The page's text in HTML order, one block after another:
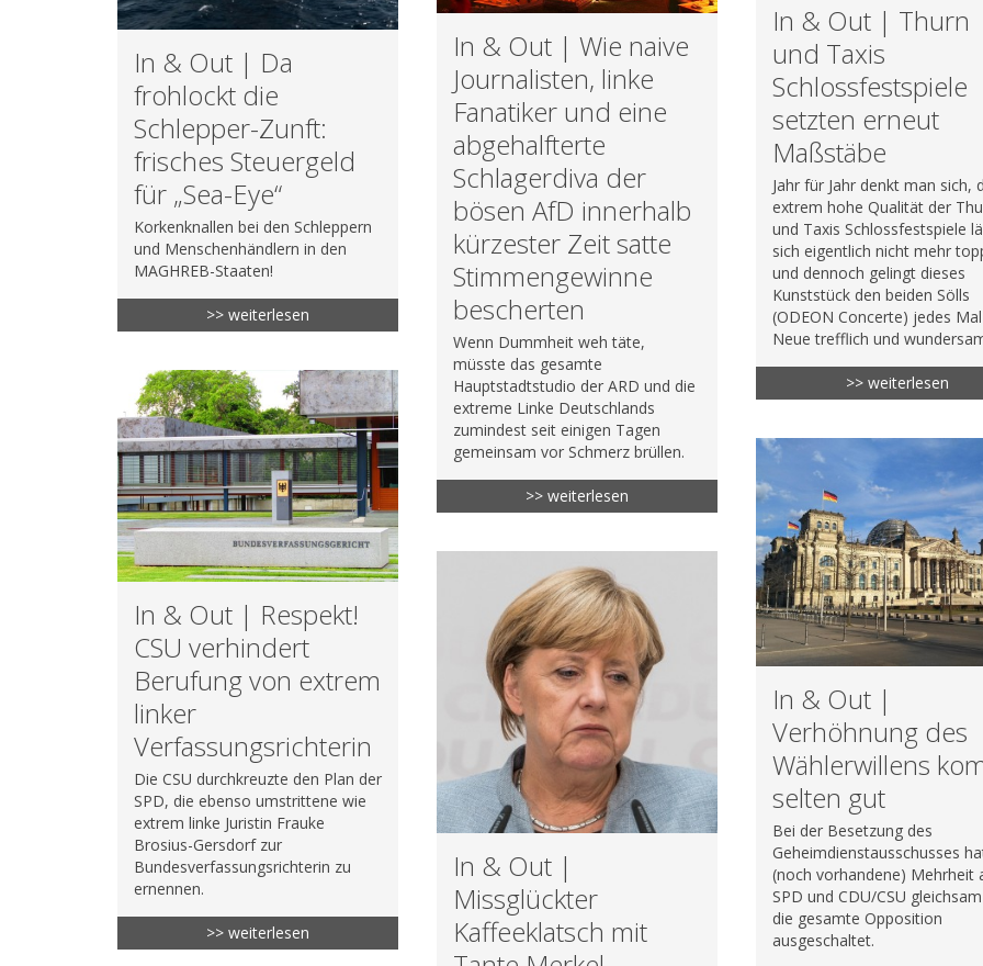
In & Out | Da
frohlockt die
Schlepper-Zunft:
frisches Steuergeld
für „Sea-Eye“
Korkenknallen bei den Schleppern
und Menschenhändlern in den
MAGHREB-Staaten!
>> weiterlesen
In & Out | Wie naive
Journalisten, linke
Fanatiker und eine
abgehalfterte
Schlagerdiva der
bösen AfD innerhalb
kürzester Zeit satte
Stimmengewinne
bescherten
Wenn Dummheit weh täte,
müsste das gesamte
Hauptstadtstudio der ARD und die
extreme Linke Deutschlands
zumindest seit einigen Tagen
gemeinsam vor Schmerz brüllen.
>> weiterlesen
In & Out | Thurn
und Taxis
Schlossfestspiele
setzten erneut
Maßstäbe
Jahr für Jahr denkt man sich,
extrem hohe Qualität der
und Taxis Schlossfestspiele
sich eigentlich nicht mehr
und dennoch gelingt dieses
Kunststück den beiden Sölls
(ODEON Concerte) jedes
Neue trefflich und
>> weiterlesen
In & Out | Respekt!
CSU verhindert
Berufung von extrem
linker
Verfassungsrichterin
Die CSU durchkreuzte den Plan der
SPD, die ebenso umstrittene wie
extrem linke Juristin Frauke
Brosius-Gersdorf zur
Bundesverfassungsrichterin zu
ernennen.
>> weiterlesen
In & Out |
Missglückter
Kaffeeklatsch mit
In & Out |
Verhöhnung des
Wählerwillens
selten gut
Bei der Besetzung des
Geheimdienstausschusses
(noch vorhandene) Mehrheit
SPD und CDU/CSU
die gesamte Opposition
ausgeschaltet.